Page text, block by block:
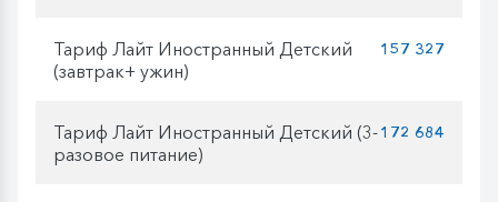
Тариф Лайт Иностранный Детский
(завтрак+ ужин)
157 327
Тариф Лайт Иностранный Детский (3-
разовое питание)
172 684